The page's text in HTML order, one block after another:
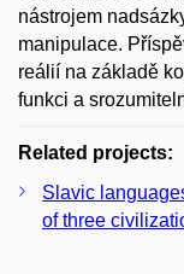
nástrojem
manipulace.
reálií na základě
funkci a
Related projects:
Slavic
of three